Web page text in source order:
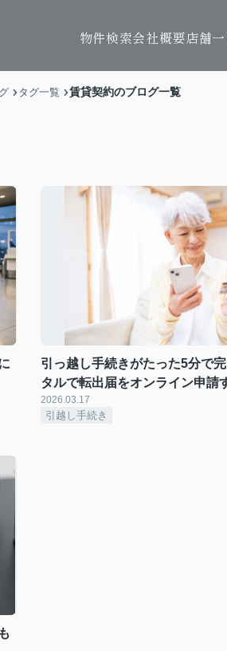
物件検索会社概要店舗
タグ一覧 賃貸契約のブログ一覧
引っ越し手続きがたった5分で
タルで転出届をオンライン申請
2026.03.17
引越し手続き